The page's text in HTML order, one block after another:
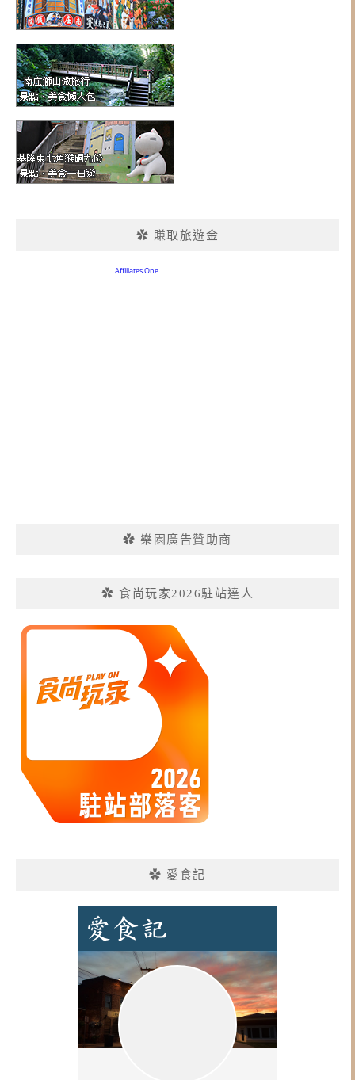
✿ 賺取旅遊金
✿ 樂園廣告贊助商
✿ 食尚玩家2026駐站達人
✿ 愛食記